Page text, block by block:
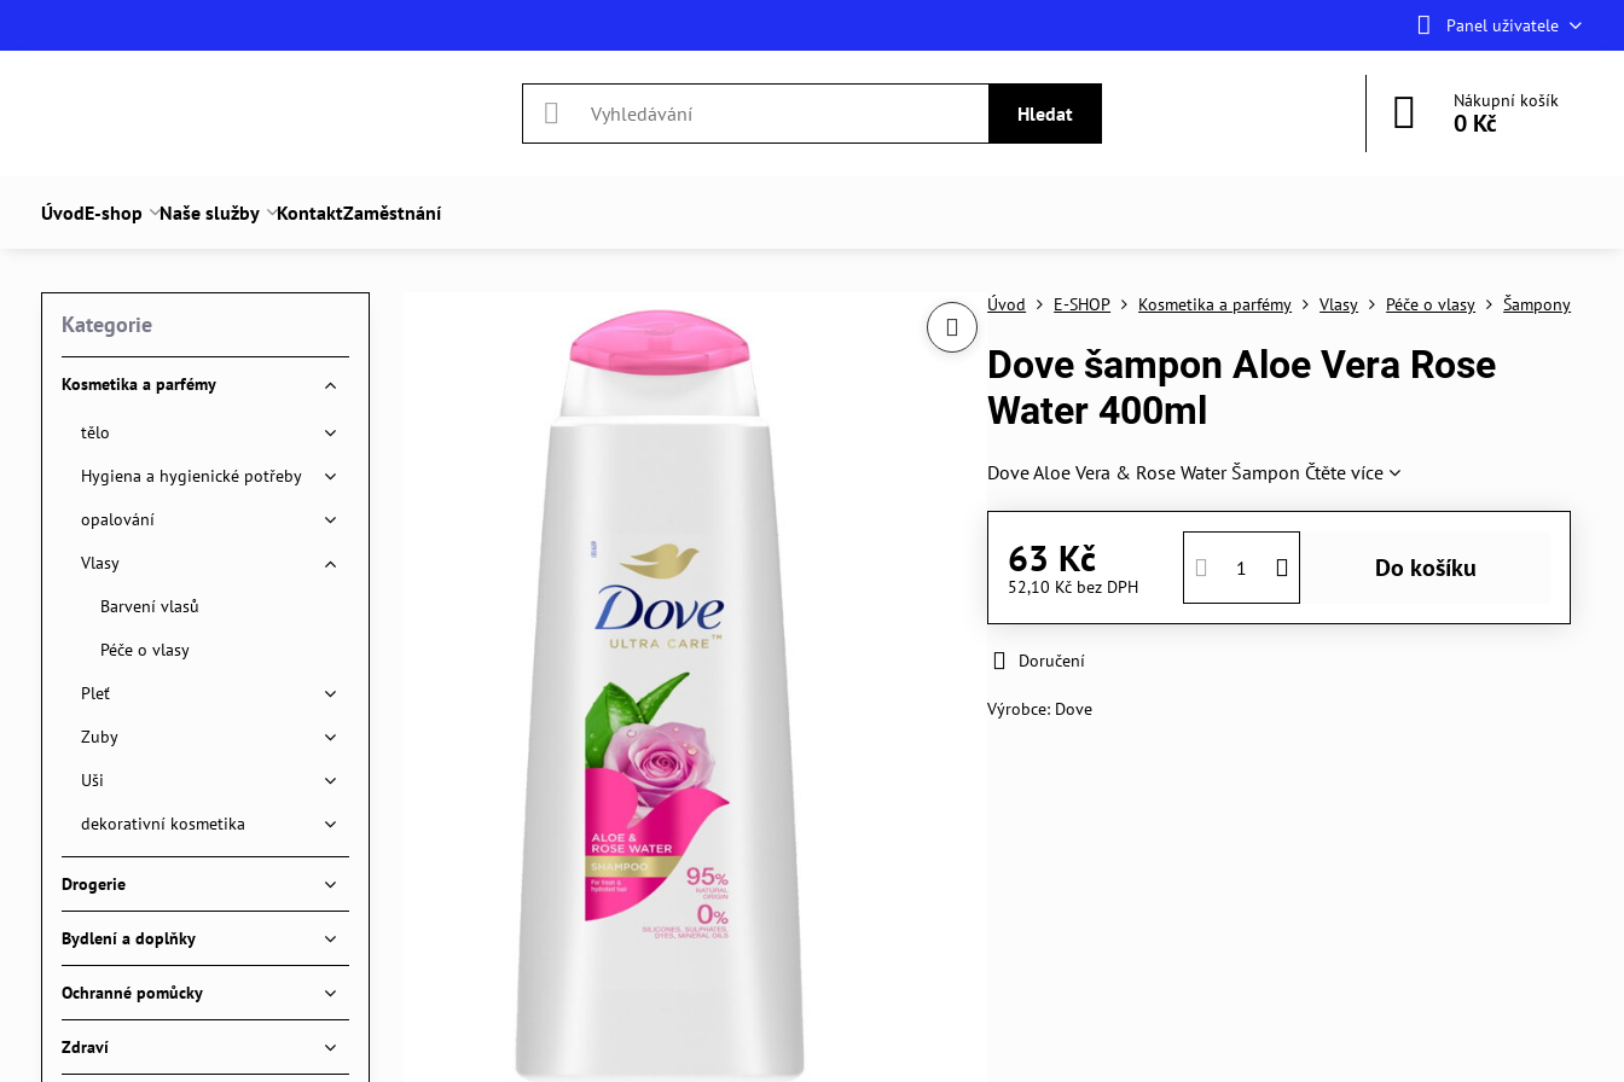
Panel uživatele
Hledat
Nákupní košík
0 Kč
ÚvodE-shop Naše služby KontaktZaměstnání
Úvod E-SHOP Kosmetika a parfémy Vlasy Péče o vlasy Šampony
Dove šampon Aloe Vera Rose
Water 400ml
Dove Aloe Vera & Rose Water Šampon Čtěte více
63 Kč
52,10 Kč bez DPH
Do košíku
Doručení
Výrobce: Dove
Kategorie
Kosmetika a parfémy
tělo
Hygiena a hygienické potřeby
opalování
Vlasy
Barvení vlasů
Péče o vlasy
Pleť
Zuby
Uši
dekorativní kosmetika
Drogerie
Bydlení a doplňky
Ochranné pomůcky
Zdraví